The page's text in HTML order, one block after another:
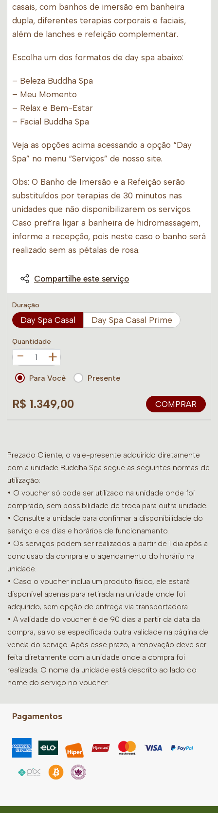
casais, com banhos de imersão em banheira
dupla, diferentes terapias corporais e faciais,
além de lanches e refeição complementar.
Escolha um dos formatos de day spa abaixo:
– Beleza Buddha Spa
– Meu Momento
– Relax e Bem-Estar
– Facial Buddha Spa
Veja as opções acima acessando a opção “Day
Spa” no menu “Serviços” de nosso site.
Obs: O Banho de Imersão e a Refeição serão
substituídos por terapias de 30 minutos nas
unidades que não disponibilizarem os serviços.
Caso prefira ligar a banheira de hidromassagem,
informe a recepção, pois neste caso o banho será
realizado sem as pétalas de rosa.
Compartilhe este serviço
Duração
Day Spa Casal Day Spa Casal Prime
Quantidade
+
Para Você Presente
R$ 1.349,00 COMPRAR
Prezado Cliente, o vale-presente adquirido diretamente
com a unidade Buddha Spa segue as seguintes normas de
utilização:
• O voucher só pode ser utilizado na unidade onde foi
comprado, sem possibilidade de troca para outra unidade.
• Consulte a unidade para confirmar a disponibilidade do
serviço e os dias e horários de funcionamento.
• Os serviços podem ser realizados a partir de 1 dia após a
conclusão da compra e o agendamento do horário na
unidade.
• Caso o voucher inclua um produto físico, ele estará
disponível apenas para retirada na unidade onde foi
adquirido, sem opção de entrega via transportadora.
• A validade do voucher é de 90 dias a partir da data da
compra, salvo se especificada outra validade na página de
venda do serviço. Após esse prazo, a renovação deve ser
feita diretamente com a unidade onde a compra foi
realizada. O nome da unidade está descrito ao lado do
nome do serviço no voucher.
Pagamentos